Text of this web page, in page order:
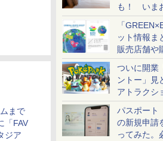
も！ いま
め
「
ット情報ま
販売店舗や
ケットも解
ついに開業
ントー」見
アトラクシ
配・来場前
パスポート
の新規申請
ってみた。
まで
「FAV
ジア